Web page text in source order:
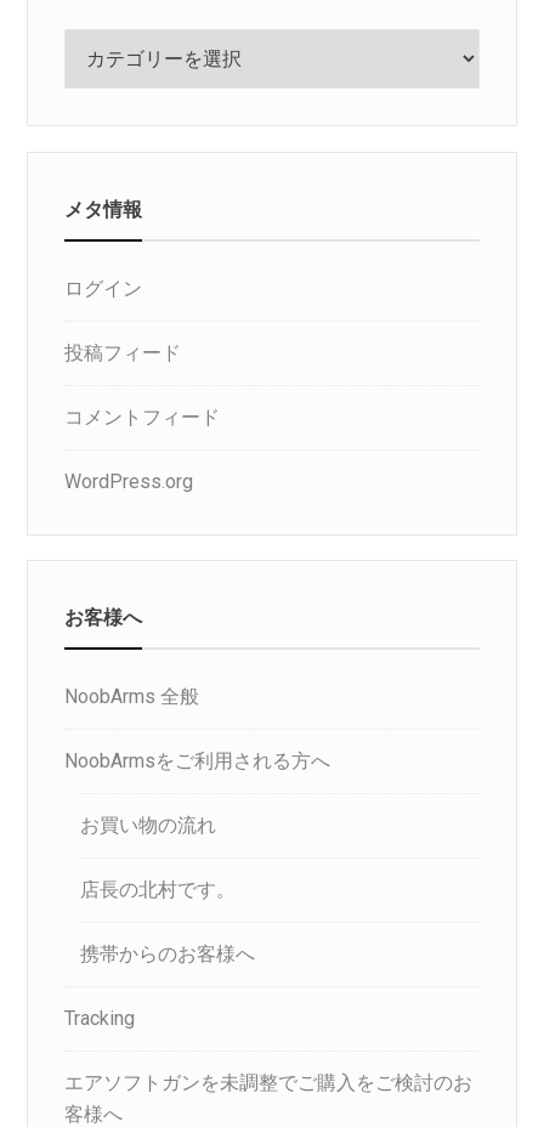
メタ情報
ログイン
投稿フィード
コメントフィード
WordPress.org
お客様へ
NoobArms 全般
NoobArmsをご利用される方へ
お買い物の流れ
店長の北村です。
携帯からのお客様へ
Tracking
エアソフトガンを未調整でご購入をご検討のお
客様へ